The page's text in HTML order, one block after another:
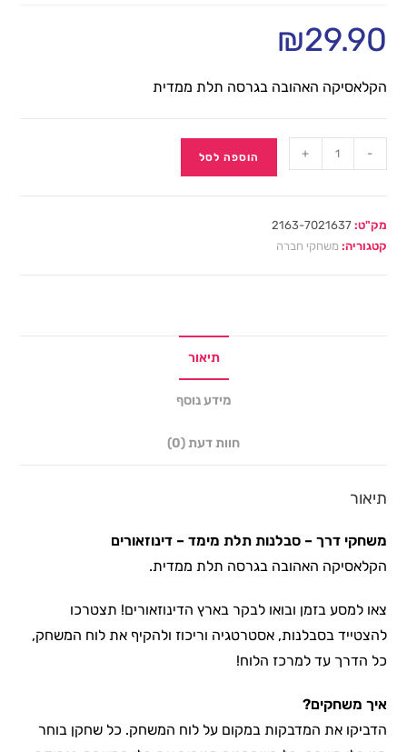
₪29.90
הקלאסיקה האהובה בגרסה תלת ממדית
-
+ הוספה לסל
מק"ט:2163-7021637
קטגוריה: משחקי חברה
תיאור
מידע נוסף
חוות דעת (0)
תיאור
משחקי דרך – סבלנות תלת מימד – דינוזאורים
הקלאסיקה האהובה בגרסה תלת ממדית.
צאו למסע בזמן ובואו לבקר בארץ הדינוזאורים! תצטרכו
להצטייד בסבלנות, אסטרטגיה וריכוז ולהקיף את לוח המשחק,
כל הדרך עד למרכז הלוח!
איך משחקים?
הדביקו את המדבקות במקום על לוח המשחק. כל שחקן בוחר